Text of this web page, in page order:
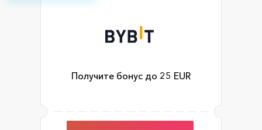
Получите бонус до 25 EUR